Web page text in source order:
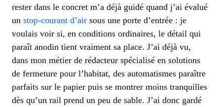
rester dans le concret m’a déjà guidé quand j’ai évalué
un stop-courant d’air sous une porte d’entrée : je
voulais voir si, en conditions ordinaires, le détail qui
paraît anodin tient vraiment sa place. J’ai déjà vu,
dans mon métier de rédacteur spécialisé en solutions
de fermeture pour l’habitat, des automatismes paraître
parfaits sur le papier puis se montrer moins tranquilles
dès qu’un rail prend un peu de sable. J’ai donc gardé